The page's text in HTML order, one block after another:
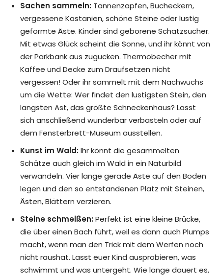
Sachen sammeln: Tannenzapfen, Bucheckern,
vergessene Kastanien, schöne Steine oder lustig
geformte Äste. Kinder sind geborene Schatzsucher.
Mit etwas Glück scheint die Sonne, und ihr könnt von
der Parkbank aus zugucken. Thermobecher mit
Kaffee und Decke zum Draufsetzen nicht
vergessen! Oder ihr sammelt mit dem Nachwuchs
um die Wette: Wer findet den lustigsten Stein, den
längsten Ast, das größte Schneckenhaus? Lässt
sich anschließend wunderbar verbasteln oder auf
dem Fensterbrett-Museum ausstellen.
Kunst im Wald:Ihr könnt die gesammelten
Schätze auch gleich im Wald in ein Naturbild
verwandeln. Vier lange gerade Äste auf den Boden
legen und den so entstandenen Platz mit Steinen,
Ästen, Blättern verzieren.
Steine schmeißen:Perfekt ist eine kleine Brücke,
die über einen Bach führt, weil es dann auch Plumps
macht, wenn man den Trick mit dem Werfen noch
nicht raushat. Lasst euer Kind ausprobieren, was
schwimmt und was untergeht. Wie lange dauert es,